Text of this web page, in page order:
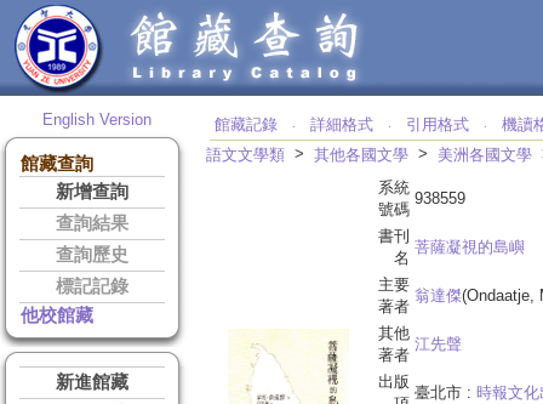
English Version
館藏查詢
新增查詢
查詢結果
查詢歷史
標記記錄
他校館藏
新進館藏
館藏記錄 ‧ 詳細格式 ‧ 引用格式 ‧
機讀
語文文學類 > 其他各國文學 > 美洲各國文學
系統
號碼
938559
書刊
名
菩薩凝視的島嶼
主要
著者
翁達傑(Ondaatje,
其他
著者
江先聲
出版
臺北市 : 時報文